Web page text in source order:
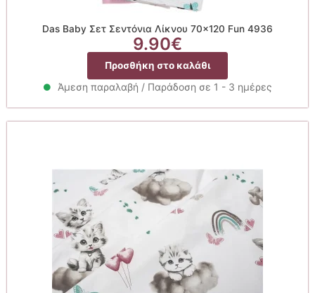
Das Baby Σετ Σεντόνια Λίκνου 70×120 Fun 4936
9.90€
Προσθήκη στο καλάθι
Άμεση παραλαβή / Παράδοση σε 1 - 3 ημέρες